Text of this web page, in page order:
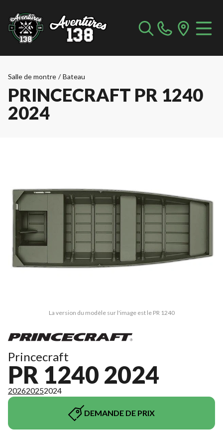
Salle de montre / Bateau
PRINCECRAFT PR 1240
2024
La version du modèle sur l'image est le PR 1240
Princecraft
PR 1240 2024
202620252024
DEMANDE DE PRIX